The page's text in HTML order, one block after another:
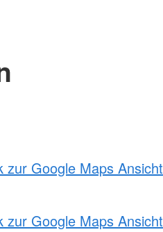
zur Google Maps Ansicht
zur Google Maps Ansicht